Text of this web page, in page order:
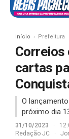
Início Prefeitura
Correios
cartas
O
próximo dia
31/10/2023 ·
Redação JC
·